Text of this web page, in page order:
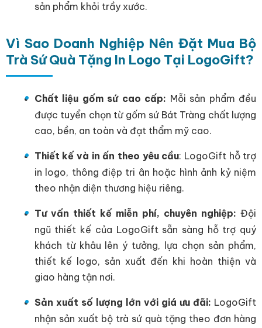
sản phẩm khỏi trầy xước.
Vì Sao Doanh Nghiệp Nên Đặt Mua Bộ
Trà Sứ Quà Tặng In Logo Tại LogoGift?
Chất liệu gốm sứ cao cấp: Mỗi sản phẩm đều
được tuyển chọn từ gốm sứ Bát Tràng chất lượng
cao, bền, an toàn và đạt thẩm mỹ cao.
Thiết kế và in ấn theo yêu cầu: LogoGift hỗ trợ
in logo, thông điệp tri ân hoặc hình ảnh kỷ niệm
theo nhận diện thương hiệu riêng.
Tư vấn thiết kế miễn phí, chuyên nghiệp:Đội
ngũ thiết kế của LogoGift sẵn sàng hỗ trợ quý
khách từ khâu lên ý tưởng, lựa chọn sản phẩm,
thiết kế logo, sản xuất đến khi hoàn thiện và
giao hàng tận nơi.
Sản xuất số lượng lớn với giá ưu đãi: LogoGift
nhận sản xuất bộ trà sứ quà tặng theo đơn hàng